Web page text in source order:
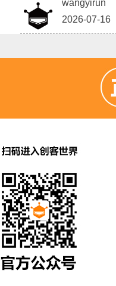
wangyirun
2026-07-16